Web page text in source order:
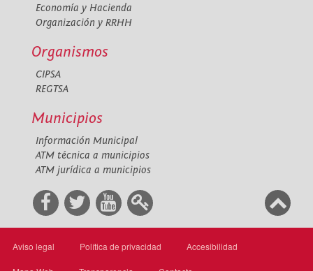
Economía y Hacienda
Organización y RRHH
Organismos
CIPSA
REGTSA
Municipios
Información Municipal
ATM técnica a municipios
ATM jurídica a municipios
Aviso legal Política de privacidad Accesibilidad